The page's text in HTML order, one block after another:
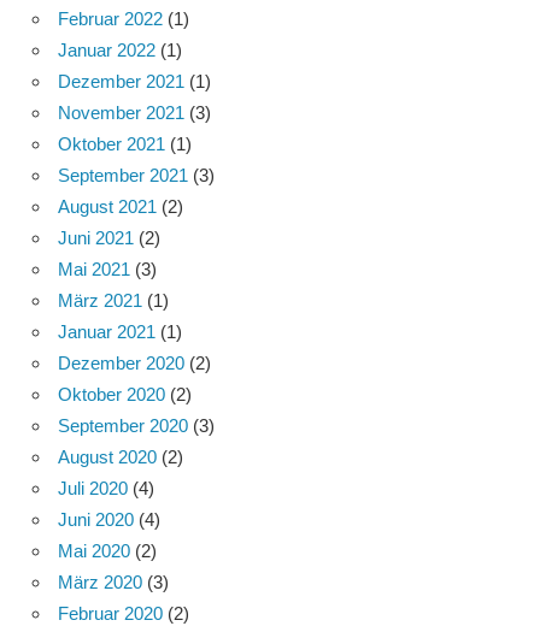
Februar 2022 (1)
Januar 2022 (1)
Dezember 2021 (1)
November 2021 (3)
Oktober 2021 (1)
September 2021 (3)
August 2021 (2)
Juni 2021 (2)
Mai 2021 (3)
März 2021 (1)
Januar 2021 (1)
Dezember 2020 (2)
Oktober 2020 (2)
September 2020 (3)
August 2020 (2)
Juli 2020 (4)
Juni 2020 (4)
Mai 2020 (2)
März 2020 (3)
Februar 2020 (2)